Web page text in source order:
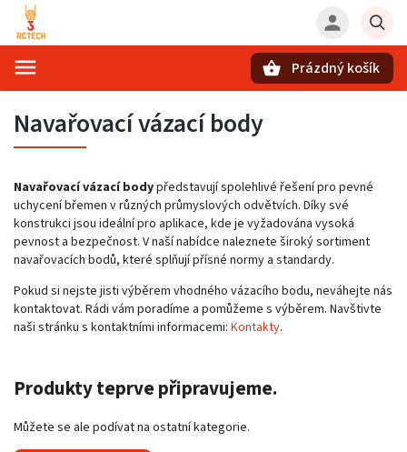
Prázdný košík
Navařovací vázací body
Navařovací vázací bodypředstavují spolehlivé řešení pro pevné
uchycení břemen v různých průmyslových odvětvích. Díky své
konstrukci jsou ideální pro aplikace, kde je vyžadována vysoká
pevnost a bezpečnost. V naší nabídce naleznete široký sortiment
navařovacích bodů, které splňují přísné normy a standardy.
Pokud si nejste jisti výběrem vhodného vázacího bodu, neváhejte nás
kontaktovat. Rádi vám poradíme a pomůžeme s výběrem. Navštivte
naši stránku s kontaktními informacemi: Kontakty.
Produkty teprve připravujeme.
Můžete se ale podívat na ostatní kategorie.